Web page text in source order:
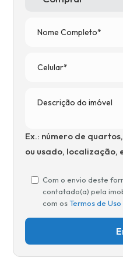
Ex.: número de
ou usado, localização,
Com o envio deste
contatado(a) pela
com osTermos de